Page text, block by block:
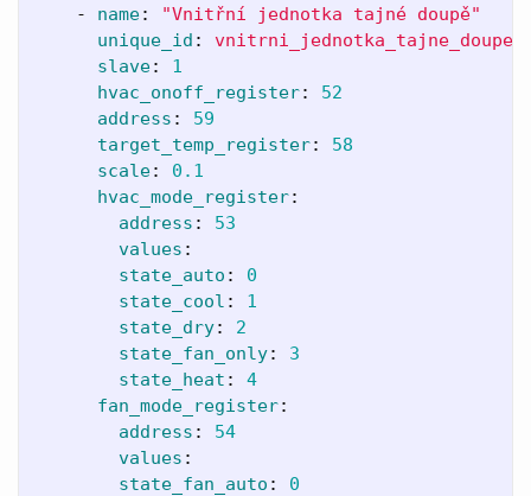
-
name: "Vnitřní jednotka tajné doupě"
unique_id :
vnitrni_jednotka_tajne_doupe
slave:
1
hvac_onoff_register:
52
address :
59
target_temp_register:
58
scale:
0.1
hvac_mode_register:
address :
53
values :
state_auto :
0
state_cool :
1
state_dry:
2
state_fan_only:
3
state_heat :
4
fan_mode_register:
address :
54
values :
state_fan_auto :
0